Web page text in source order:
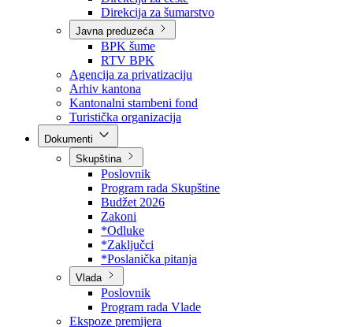
Direkcije
Direkcija za robne rezerve
Direkcija za ceste
Direkcija za šumarstvo
Javna preduzeća
BPK šume
RTV BPK
Agencija za privatizaciju
Arhiv kantona
Kantonalni stambeni fond
Turistička organizacija
Skupština
Poslovnik
Program rada Skupštine
Budžet 2026
Zakoni
*Odluke
*Zaključci
*Poslanička pitanja
Vlada